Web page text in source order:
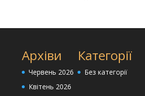
Архіви
Червень 2026
Квітень 2026
Категорії
Без категорії